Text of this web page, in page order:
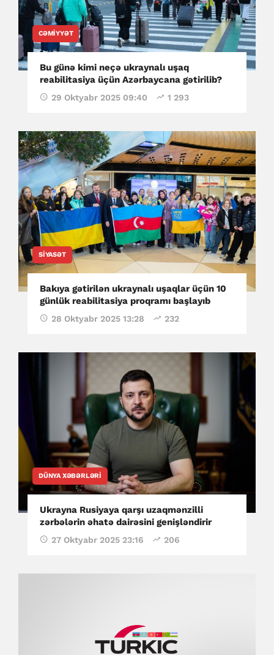
CƏMIYYƏT
Bu günə kimi neçə ukraynalı uşaq
reabilitasiya üçün Azərbaycana gətirilib?
29 Oktyabr 2025 09:40 1 293
SIYASƏT
Bakıya gətirilən ukraynalı uşaqlar üçün 10
günlük reabilitasiya proqramı başlayıb
28 Oktyabr 2025 13:28 232
DÜNYA XƏBƏRLƏRI
Ukrayna Rusiyaya qarşı uzaqmənzilli
zərbələrin əhatə dairəsini genişləndirir
27 Oktyabr 2025 23:16 206